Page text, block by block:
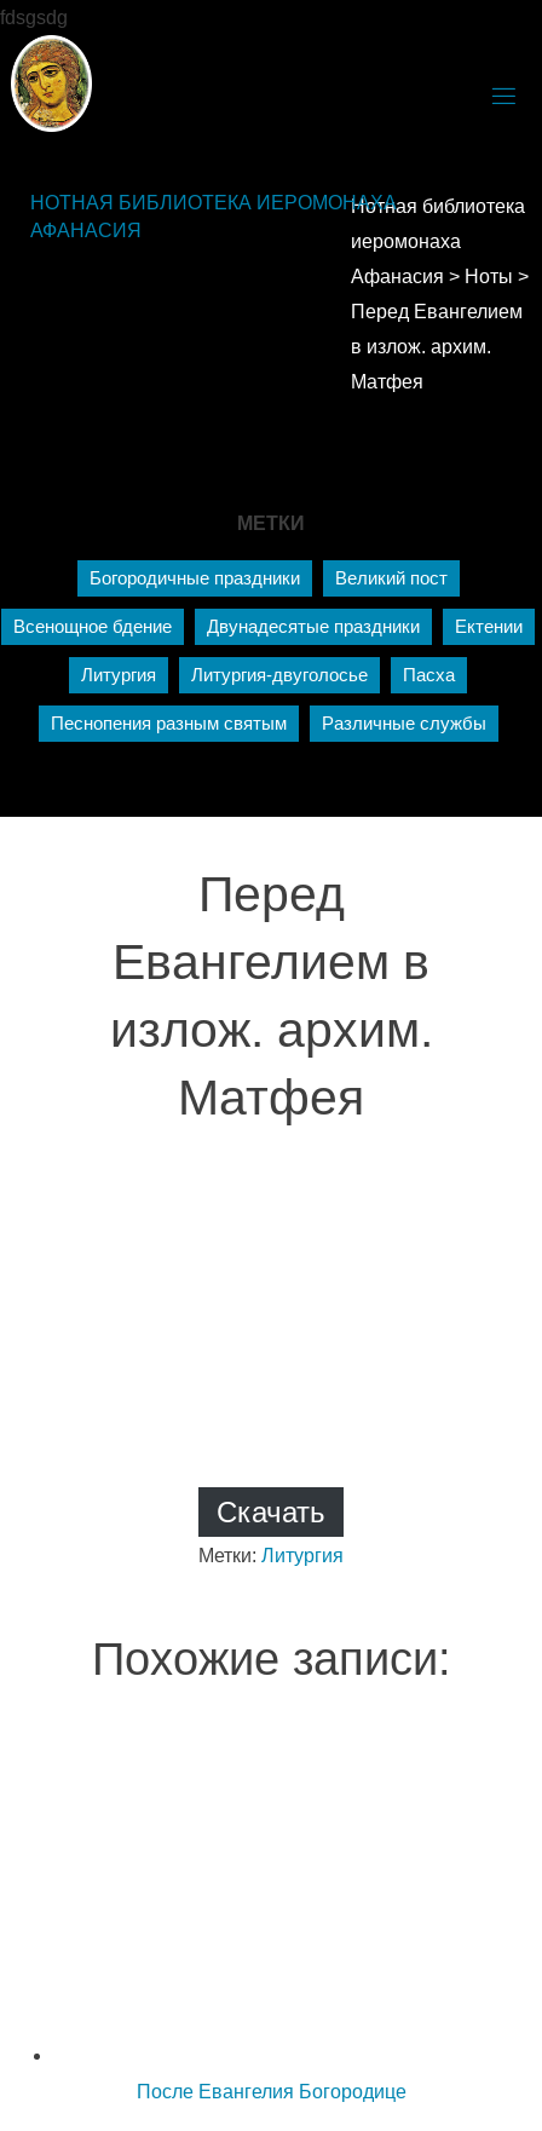
fdsgsdg
НОТНАЯ БИБЛИОТЕКА ИЕРОМОНАХА
АФАНАСИЯ
Нотная библиотека
иеромонаха
Афанасия > Ноты >
Перед Евангелием
в излож. архим.
Матфея
МЕТКИ
Богородичные праздники Великий пост
Всенощное бдение Двунадесятые праздники Ектении
Литургия Литургия-двуголосье Пасха
Песнопения разным святым Различные службы
Перед
Евангелием в
излож. архим.
Матфея
Скачать
Метки: Литургия
Похожие записи:
После Евангелия Богородице